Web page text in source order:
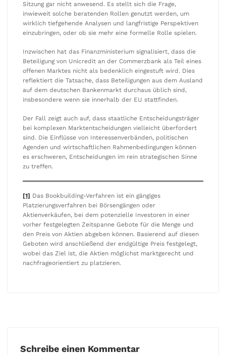
Sitzung gar nicht anwesend. Es stellt sich die Frage,
inwieweit solche beratenden Rollen genutzt werden, um
wirklich tiefgehende Analysen und langfristige Perspektiven
einzubringen, oder ob sie mehr eine formelle Rolle spielen.
Inzwischen hat das Finanzministerium signalisiert, dass die
Beteiligung von Unicredit an der Commerzbank als Teil eines
offenen Marktes nicht als bedenklich eingestuft wird. Dies
reflektiert die Tatsache, dass Beteiligungen aus dem Ausland
auf dem deutschen Bankenmarkt durchaus üblich sind,
insbesondere wenn sie innerhalb der EU stattfinden.
Der Fall zeigt auch auf, dass staatliche Entscheidungsträger
bei komplexen Marktentscheidungen vielleicht überfordert
sind. Die Einflüsse von Interessenverbänden, politischen
Agenden und wirtschaftlichen Rahmenbedingungen können
es erschweren, Entscheidungen im rein strategischen Sinne
zu treffen.
[1] Das Bookbuilding-Verfahren ist ein gängiges
Platzierungsverfahren bei Börsengängen oder
Aktienverkäufen, bei dem potenzielle Investoren in einer
vorher festgelegten Zeitspanne Gebote für die Menge und
den Preis von Aktien abgeben können. Basierend auf diesen
Geboten wird anschließend der endgültige Preis festgelegt,
wobei das Ziel ist, die Aktien möglichst marktgerecht und
nachfrageorientiert zu platzieren.
Schreibe einen Kommentar